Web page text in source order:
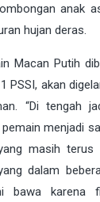
anak
hujan deras.
Macan Putih
PSSI, akan
“Di tengah
menjadi
masih terus
dalam
bawa karena